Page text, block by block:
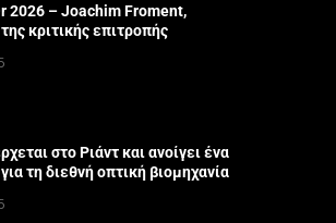
2026 – Joachim Froment,
κριτικής επιτροπής
στο Ριάντ και ανοίγει ένα
τη διεθνή οπτική βιομηχανία